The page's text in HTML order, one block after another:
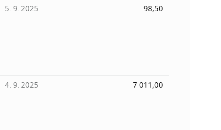
5. 9. 2025 98,50
4. 9. 2025 7 011,00